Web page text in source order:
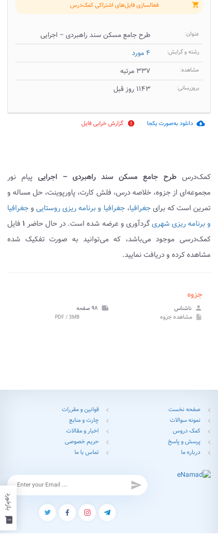
shopping_cart فعالسازی فایل‌های اشتراکی کمک‌درس
عنوان: طرح جامع مسکن سند راهبردی – اجرایی
رشته و گرایش: ۴ مورد
مشاهده: ۳۳۷ مرتبه
بروزرسانی: ۱۱۴۳ روز قبل
cloud_download دانلود به‌صورت یکجا report گزارش خرابی فایل
کمک‌درس طرح جامع مسکن سند راهبردی – اجرایی پیام نور
مجموعه‌ای از جزوه، خلاصه درس، فلش کارت، پاورپوینت، حل مساله و
تمرین است که برایجغرافیا،جغرافیا و برنامه ریزی روستاییوجغرافیا
و برنامه ریزی شهریگردآوری و عرضه شده است. در حال حاضر ۱فایل
کمک‌درسی موجود می‌باشد، که می‌توانید به صورت تفکیک شده
مشاهده کرده و دریافت نمایید.
جزوه
person ناشناس note ۹۸ صفحه
insert_drive_file مشاهدهجزوه PDF / 3MB
feedback
بازخورد
chevron_left صفحه نخست chevron_left قوانین و مقررات
chevron_left نمونه سوالات chevron_left چارت و منابع
chevron_left کمک دروس chevron_left اخبار و مقالات
chevron_left پرسش و پاسخ chevron_left حریم خصوصی
chevron_left درباره ما chevron_left تماس با ما
send